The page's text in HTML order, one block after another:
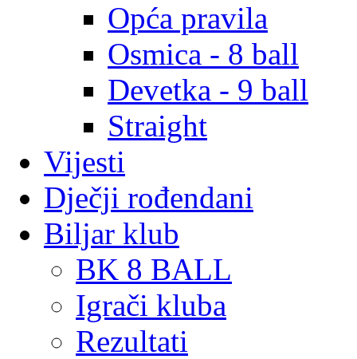
Opća pravila
Osmica - 8 ball
Devetka - 9 ball
Straight
Vijesti
Dječji rođendani
Biljar klub
BK 8 BALL
Igrači kluba
Rezultati